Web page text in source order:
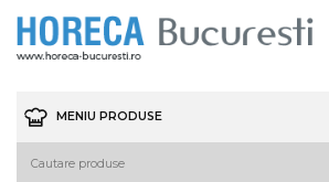
MENIU PRODUSE